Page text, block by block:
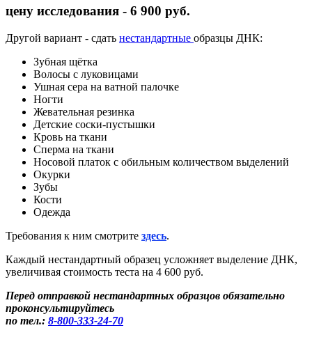
цену исследования - 6 900 руб.
Другой вариант - сдать нестандартные образцы ДНК:
Зубная щётка
Волосы с луковицами
Ушная сера на ватной палочке
Ногти
Жевательная резинка
Детские соски-пустышки
Кровь на ткани
Сперма на ткани
Носовой платок с обильным количеством выделений
Окурки
Зубы
Кости
Одежда
Требования к ним смотрите здесь.
Каждый нестандартный образец усложняет выделение ДНК,
увеличивая стоимость теста на 4 600 руб.
Перед отправкой нестандартных образцов обязательно
проконсультируйтесь
по тел.: 8-800-333-24-70